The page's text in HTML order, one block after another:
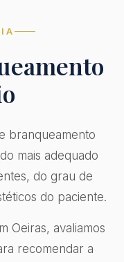
branqueamento
mais adequado
do grau de
do paciente.
Oeiras, avaliamos
recomendar a